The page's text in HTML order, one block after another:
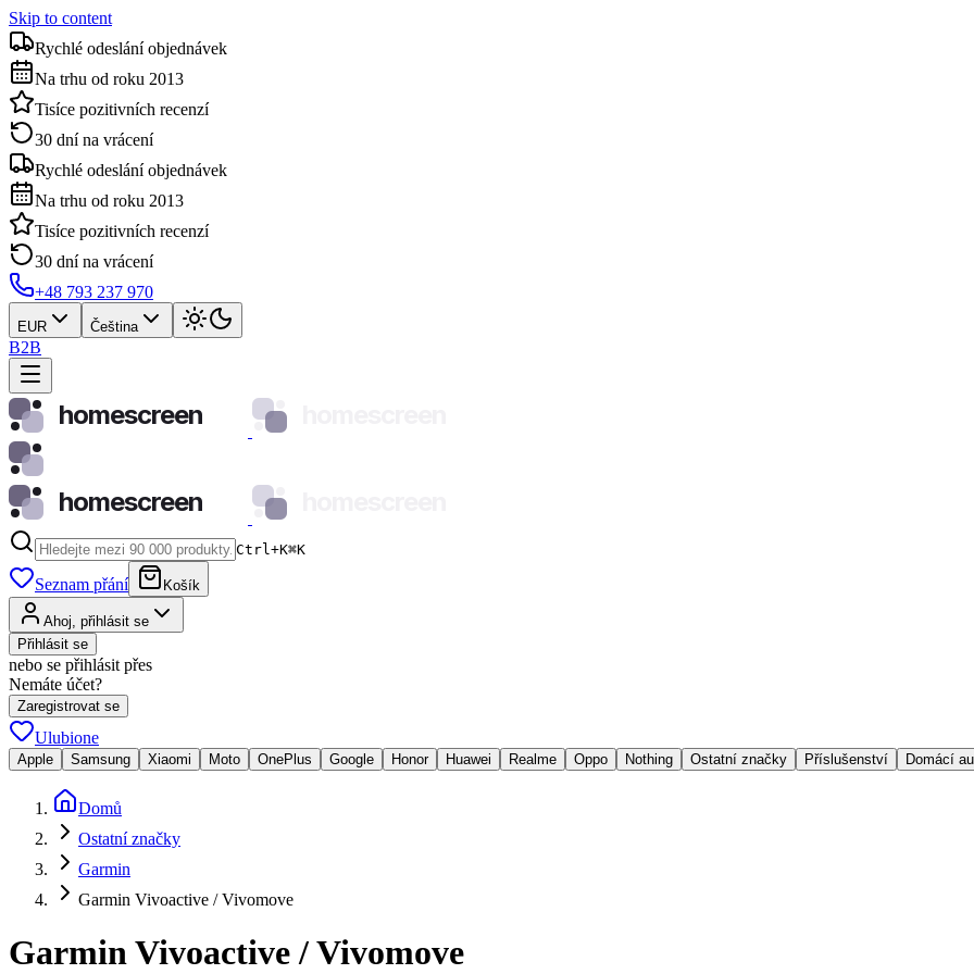
Skip to content
Rychlé odeslání objednávek
Na trhu od roku 2013
Tisíce pozitivních recenzí
30 dní na vrácení
Rychlé odeslání objednávek
Na trhu od roku 2013
Tisíce pozitivních recenzí
30 dní na vrácení
+48 793 237 970
EUR Čeština
B2B
homescreen
homescreen
Ctrl+K⌘K
Seznam přání Košík
Ahoj, přihlásit se
Přihlásit se
nebo se přihlásit přes
Nemáte účet?
Zaregistrovat se
Ulubione
Apple Samsung Xiaomi Moto OnePlus Google Honor Huawei Realme Oppo Nothing Ostatní značky Příslušenství Domácí
Domů
Ostatní značky
Garmin
Garmin Vivoactive / Vivomove
Garmin Vivoactive / Vivomove